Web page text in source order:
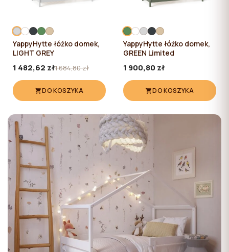
YappyHytte łóżko domek,
LIGHT GREY
1 482,62 zł1 684,80 zł
DO KOSZYKA
YappyHytte łóżko domek,
GREEN Limited
1 900,80 zł
DO KOSZYKA